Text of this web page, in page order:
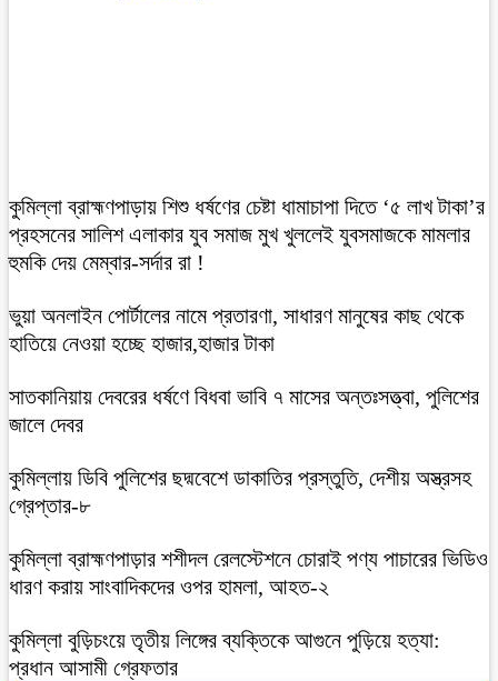
কুমিল্লা ব্রাহ্মণপাড়ায় শিশু ধর্ষণের চেষ্টা ধামাচাপা দিতে ‘৫ লাখ টাকা’র
প্রহসনের সালিশ এলাকার যুব সমাজ মুখ খুললেই যুবসমাজকে মামলার
হুমকি দেয় মেম্বার-সর্দার রা !
ভুয়া অনলাইন পোর্টালের নামে প্রতারণা, সাধারণ মানুষের কাছ থেকে
হাতিয়ে নেওয়া হচ্ছে হাজার,হাজার টাকা
সাতকানিয়ায় দেবরের ধর্ষণে বিধবা ভাবি ৭ মাসের অন্তঃসত্ত্বা, পুলিশের
জালে দেবর
কুমিল্লায় ডিবি পুলিশের ছদ্মবেশে ডাকাতির প্রস্তুতি, দেশীয় অস্ত্রসহ
গ্রেপ্তার-৮
কুমিল্লা ব্রাহ্মণপাড়ার শশীদল রেলস্টেশনে চোরাই পণ্য পাচারের ভিডিও
ধারণ করায় সাংবাদিকদের ওপর হামলা, আহত-২
কুমিল্লা বুড়িচংয়ে তৃতীয় লিঙ্গের ব্যক্তিকে আগুনে পুড়িয়ে হত্যা:
প্রধান আসামী গ্রেফতার